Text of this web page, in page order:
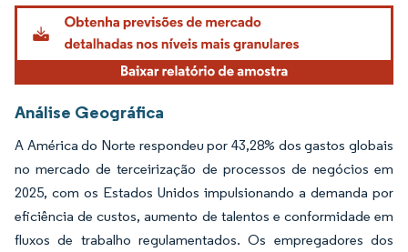
Imagem © Mordor Intelligence. O reuso requer atribuição conforme CC BY 4.0.
Análise Geográfica
A América do Norte respondeu por 43,28% dos gastos globais
no mercado de terceirização de processos de negócios em
2025, com os Estados Unidos impulsionando a demanda por
eficiência de custos, aumento de talentos e conformidade em
fluxos de trabalho regulamentados. Os empregadores dos